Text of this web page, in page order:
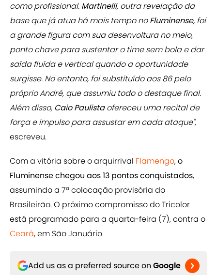
como profissional. Martinelli, outra revelação da
base que já atua há mais tempo noFluminense, foi
a grande figura com sua desenvoltura no meio,
ponto chave para sustentar o time sem bola e dar
saída fluída e vertical quando a oportunidade
surgisse. No entanto, foi substituído aos 86 pelo
próprio André, que assumiu todo o destaque final.
Além disso, Caio Paulistaofereceu uma recital de
força e impulso para assustar em cada ataque",
escreveu.
Com a vitória sobre o arquirrival Flamengo,o
Fluminense chegou aos 13 pontos conquistados,
assumindo a 7ª colocação provisória do
Brasileirão. O próximo compromisso do Tricolor
está programado para a quarta-feira (7), contra o
Ceará, em São Januário.
Add us as a preferred source on Google